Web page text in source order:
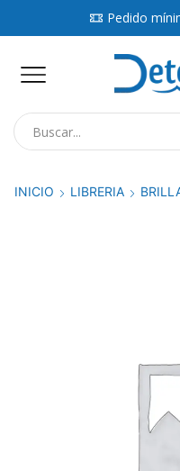
Pedido
INICIO LIBRERIA